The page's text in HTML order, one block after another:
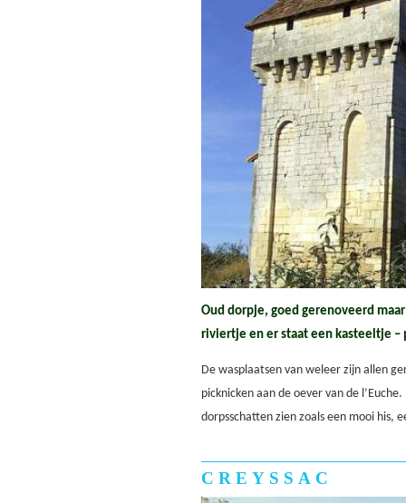
Oud dorpje, goed gerenoveerd
riviertje en er staat een kasteeltje
De wasplaatsen van weleer zijn allen
picknicken aan de oever van de
dorpsschatten zien zoals een mooi his,
CREYSSAC